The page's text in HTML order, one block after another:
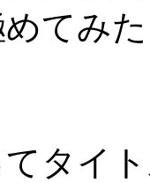
てみ
てタイ